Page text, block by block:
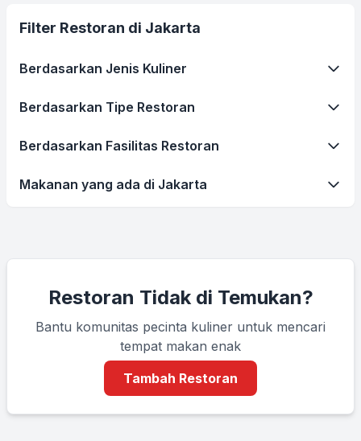
Filter Restoran di Jakarta
Berdasarkan Jenis Kuliner
Berdasarkan Tipe Restoran
Berdasarkan Fasilitas Restoran
Makanan yang ada di Jakarta
Restoran Tidak di Temukan?
Bantu komunitas pecinta kuliner untuk mencari
tempat makan enak
Tambah Restoran